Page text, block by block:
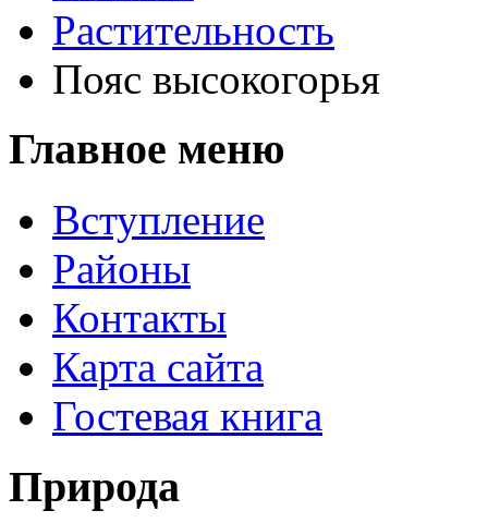
Растительность
Пояс высокогорья
Главное меню
Вступление
Районы
Контакты
Карта сайта
Гостевая книга
Природа